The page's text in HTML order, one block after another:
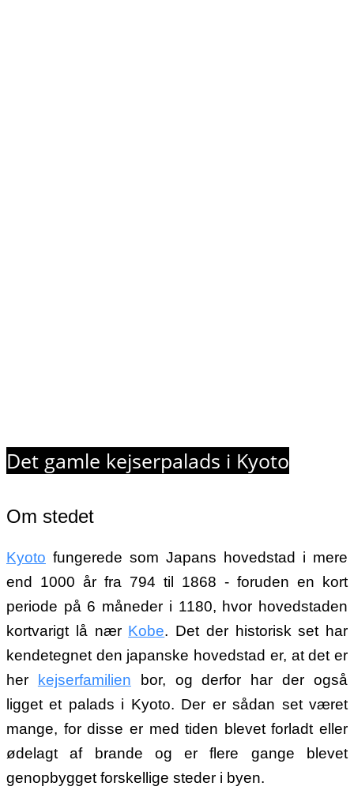
Det gamle kejserpalads i Kyoto
Om stedet
Kyoto fungerede som Japans hovedstad i mere
end 1000 år fra 794 til 1868 - foruden en kort
periode på 6 måneder i 1180, hvor hovedstaden
kortvarigt lå nær Kobe. Det der historisk set har
kendetegnet den japanske hovedstad er, at det er
her kejserfamilien bor, og derfor har der også
ligget et palads i Kyoto. Der er sådan set været
mange, for disse er med tiden blevet forladt eller
ødelagt af brande og er flere gange blevet
genopbygget forskellige steder i byen.